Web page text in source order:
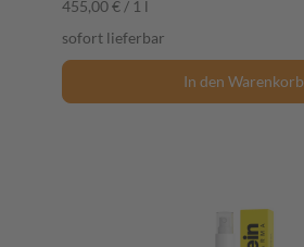
455,00 € / 1 l
sofort lieferbar
In den Warenkorb